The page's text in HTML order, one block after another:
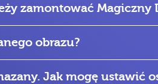
zamontować Magiczny
obrazu?
Jak mogę ustawić